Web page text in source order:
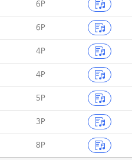
6P
6P
4P
4P
5P
3P
8P